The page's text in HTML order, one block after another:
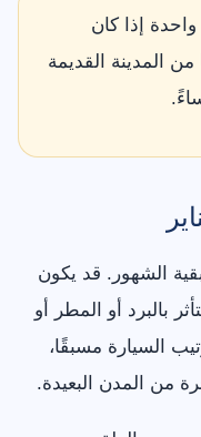
إذا كان
من المدينة القديمة
بقية الشهور. قد يكون
بالبرد أو المطر أو
السيارة مسبقًا،
من المدن البعيدة.